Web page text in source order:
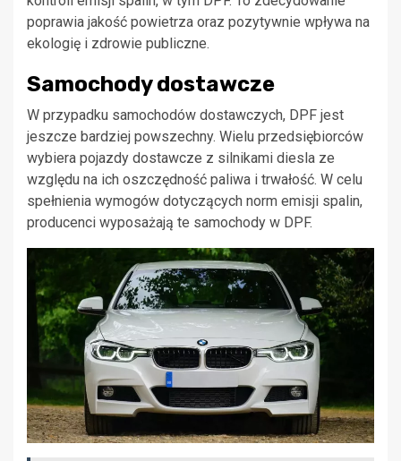
poprawia jakość powietrza oraz pozytywnie wpływa na
ekologię i zdrowie publiczne.
Samochody dostawcze
W przypadku samochodów dostawczych, DPF jest
jeszcze bardziej powszechny. Wielu przedsiębiorców
wybiera pojazdy dostawcze z silnikami diesla ze
względu na ich oszczędność paliwa i trwałość. W celu
spełnienia wymogów dotyczących norm emisji spalin,
producenci wyposażają te samochody w DPF.